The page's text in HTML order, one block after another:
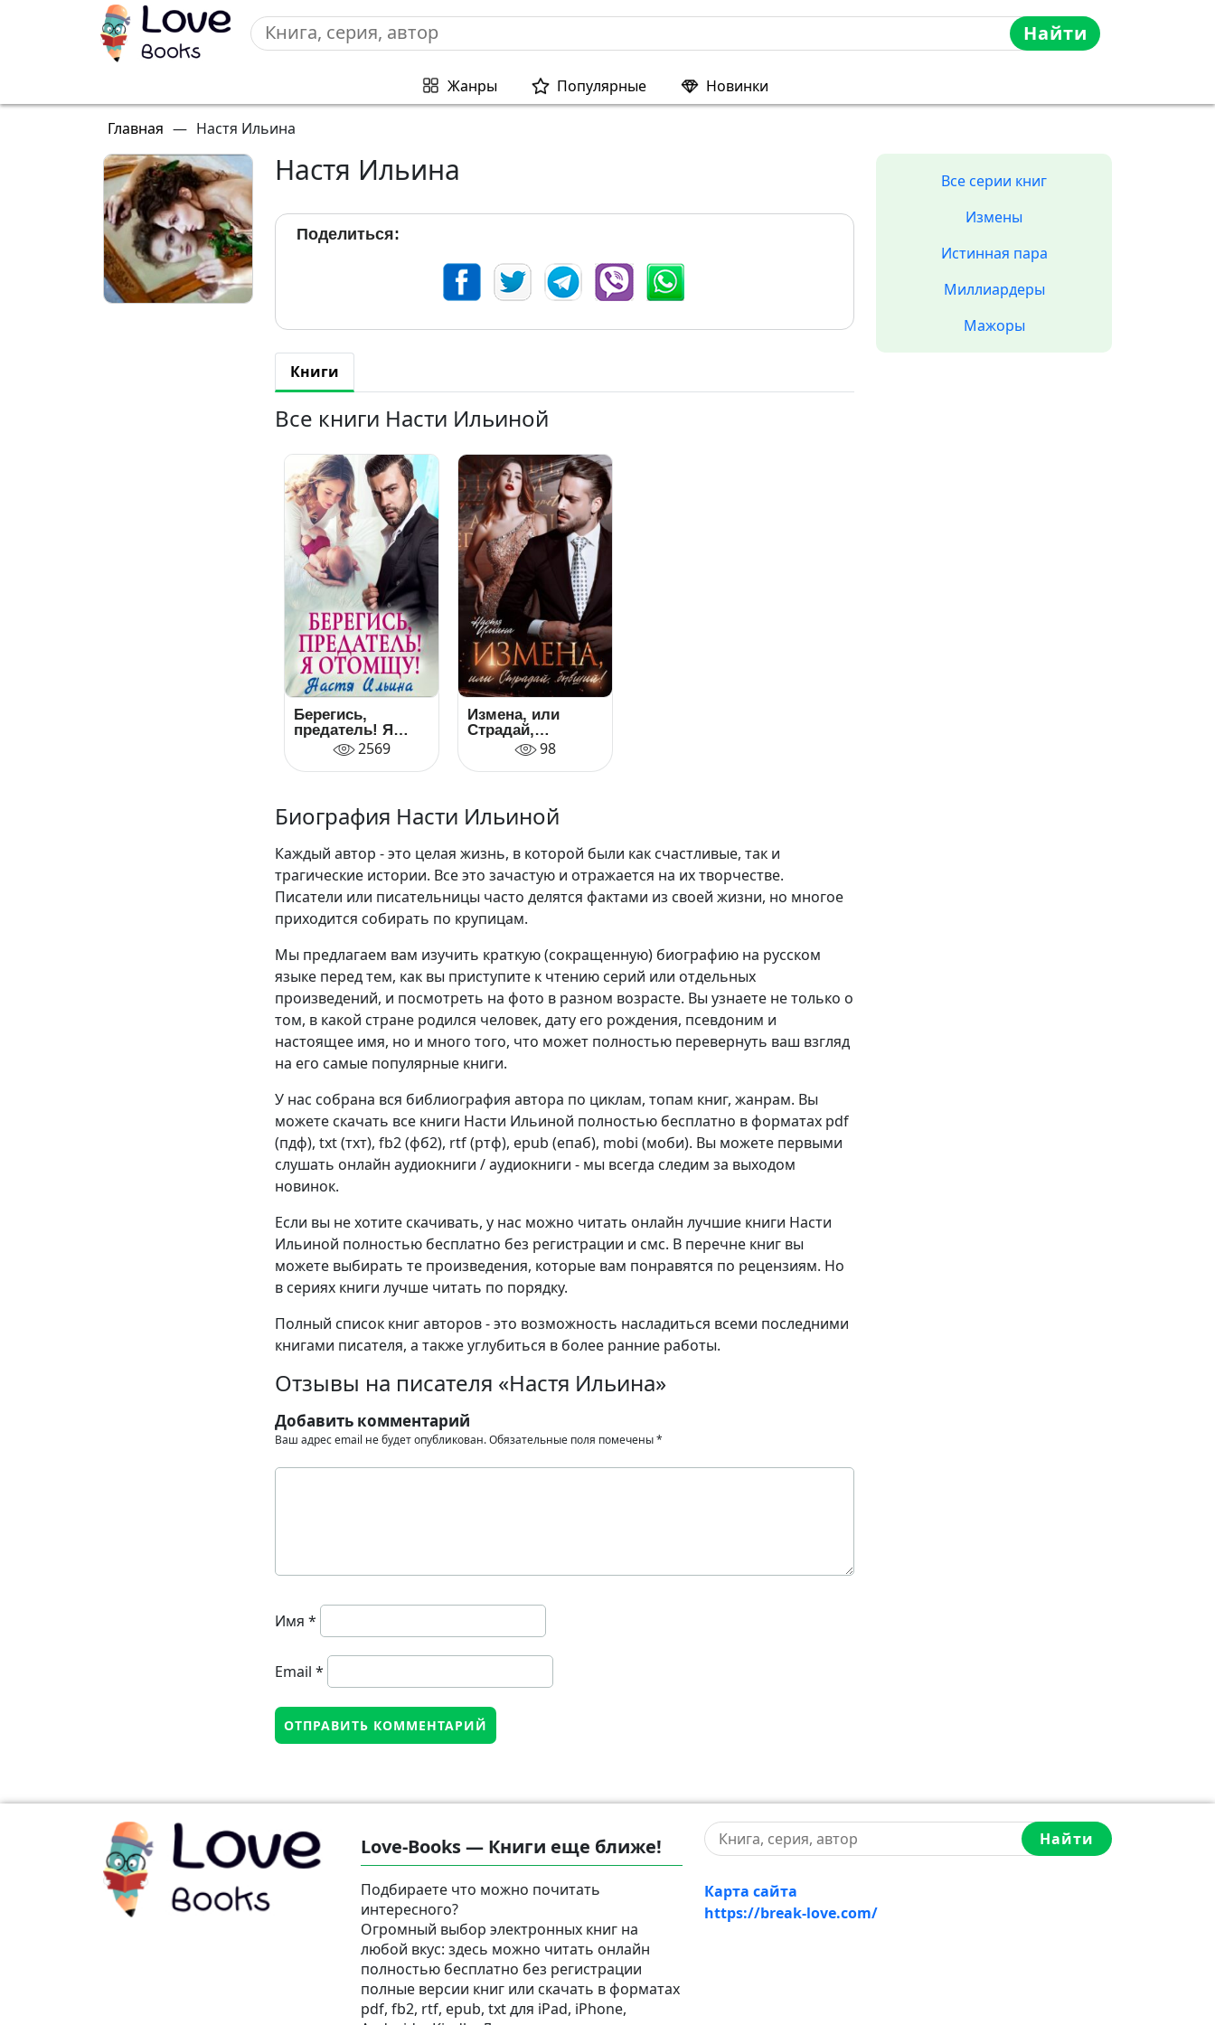
Найти
Жанры Популярные Новинки
Главная — Настя Ильина
Настя Ильина
Поделиться:
Книги
Все книги Насти Ильиной
Берегись,
предатель! Я
отомщу!2569
Измена, или
Страдай,
бывший! 98
Биография Насти Ильиной
Каждый автор - это целая жизнь, в которой были как счастливые, так и
трагические истории. Все это зачастую и отражается на их творчестве.
Писатели или писательницы часто делятся фактами из своей жизни, но многое
приходится собирать по крупицам.
Мы предлагаем вам изучить краткую (сокращенную) биографию на русском
языке перед тем, как вы приступите к чтению серий или отдельных
произведений, и посмотреть на фото в разном возрасте. Вы узнаете не только о
том, в какой стране родился человек, дату его рождения, псевдоним и
настоящее имя, но и много того, что может полностью перевернуть ваш взгляд
на его самые популярные книги.
У нас собрана вся библиография автора по циклам, топам книг, жанрам. Вы
можете скачать все книги Насти Ильиной полностью бесплатно в форматах pdf
(пдф), txt (тхт), fb2 (фб2), rtf (ртф), epub (епаб), mobi (моби). Вы можете первыми
слушать онлайн аудиокниги / аудиокниги - мы всегда следим за выходом
новинок.
Если вы не хотите скачивать, у нас можно читать онлайн лучшие книги Насти
Ильиной полностью бесплатно без регистрации и смс. В перечне книг вы
можете выбирать те произведения, которые вам понравятся по рецензиям. Но
в сериях книги лучше читать по порядку.
Полный список книг авторов - это возможность насладиться всеми последними
книгами писателя, а также углубиться в более ранние работы.
Отзывы на писателя «Настя Ильина»
Добавить комментарий
Ваш адрес email не будет опубликован.Обязательные поля помечены*
Имя *
Email *
Все серии книг
Измены
Истинная пара
Миллиардеры
Мажоры
Love-Books — Книги еще ближе!
Подбираете что можно почитать
интересного?
Огромный выбор электронных книг на
любой вкус: здесь можно читать онлайн
полностью бесплатно без регистрации
полные версии книг или скачать в форматах
pdf, fb2, rtf, epub, txt для iPad, iPhone,
Найти
Карта сайта
https://break-love.com/